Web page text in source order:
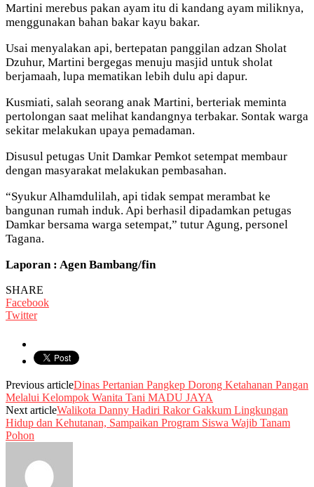
Martini merebus pakan ayam itu di kandang ayam miliknya,
menggunakan bahan bakar kayu bakar.
Usai menyalakan api, bertepatan panggilan adzan Sholat
Dzuhur, Martini bergegas menuju masjid untuk sholat
berjamaah, lupa mematikan lebih dulu api dapur.
Kusmiati, salah seorang anak Martini, berteriak meminta
pertolongan saat melihat kandangnya terbakar. Sontak warga
sekitar melakukan upaya pemadaman.
Disusul petugas Unit Damkar Pemkot setempat membaur
dengan masyarakat melakukan pembasahan.
“Syukur Alhamdulilah, api tidak sempat merambat ke
bangunan rumah induk. Api berhasil dipadamkan petugas
Damkar bersama warga setempat,” tutur Agung, personel
Tagana.
Laporan : Agen Bambang/fin
SHARE
Facebook
Twitter
Previous articleDinas Pertanian Pangkep Dorong Ketahanan Pangan
Melalui Kelompok Wanita Tani MADU JAYA
Next articleWalikota Danny Hadiri Rakor Gakkum Lingkungan
Hidup dan Kehutanan, Sampaikan Program Siswa Wajib Tanam
Pohon